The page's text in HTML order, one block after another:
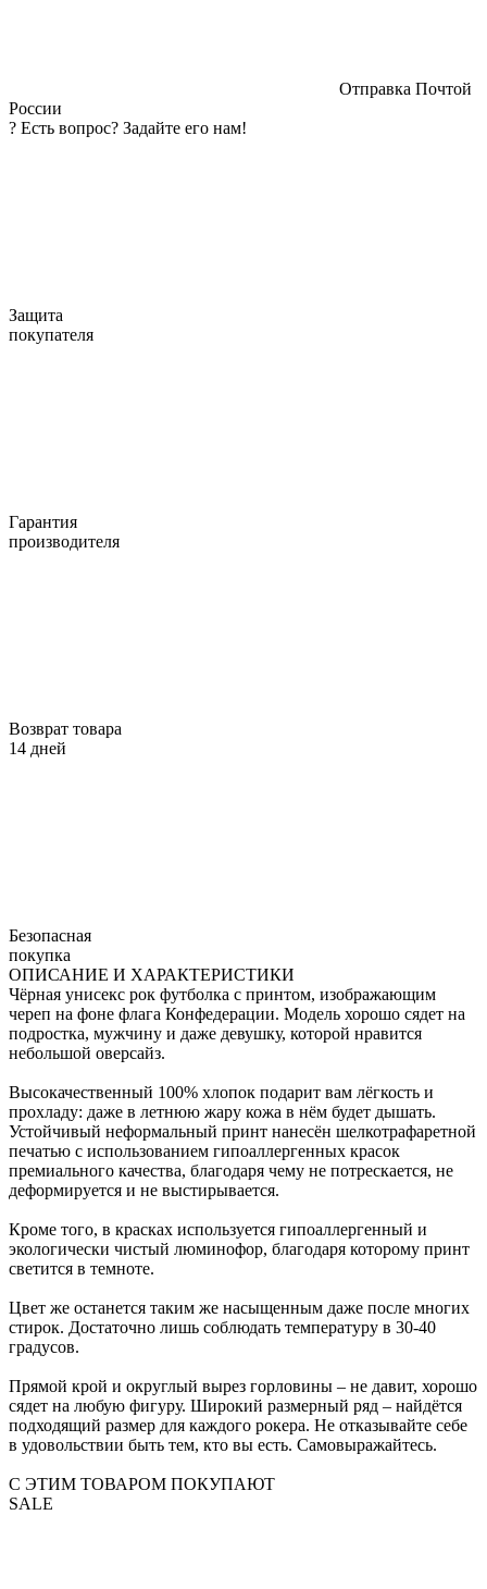
Отправка Почтой
России
? Есть вопрос? Задайте его нам!
Защита
покупателя
Гарантия
производителя
Возврат товара
14 дней
Безопасная
покупка
ОПИСАНИЕ И ХАРАКТЕРИСТИКИ
Чёрная унисекс рок футболка с принтом, изображающим
череп на фоне флага Конфедерации. Модель хорошо сядет на
подростка, мужчину и даже девушку, которой нравится
небольшой оверсайз.
Высокачественный 100% хлопок подарит вам лёгкость и
прохладу: даже в летнюю жару кожа в нём будет дышать.
Устойчивый неформальный принт нанесён шелкотрафаретной
печатью с использованием гипоаллергенных красок
премиального качества, благодаря чему не потрескается, не
деформируется и не выстирывается.
Кроме того, в красках используется гипоаллергенный и
экологически чистый люминофор, благодаря которому принт
светится в темноте.
Цвет же останется таким же насыщенным даже после многих
стирок. Достаточно лишь соблюдать температуру в 30-40
градусов.
Прямой крой и округлый вырез горловины – не давит, хорошо
сядет на любую фигуру. Широкий размерный ряд – найдётся
подходящий размер для каждого рокера. Не отказывайте себе
в удовольствии быть тем, кто вы есть. Самовыражайтесь.
С ЭТИМ ТОВАРОМ ПОКУПАЮТ
SALE